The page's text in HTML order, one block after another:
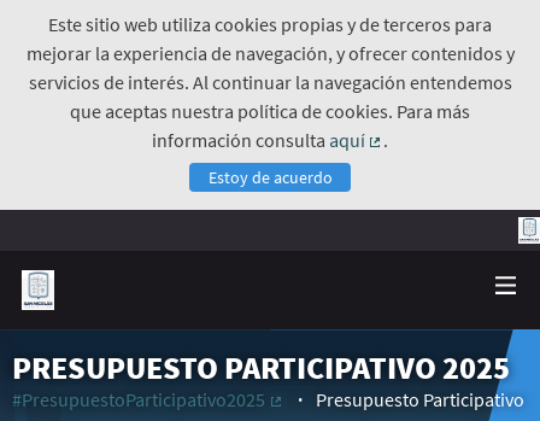
Este sitio web utiliza cookies propias y de terceros para
mejorar la experiencia de navegación, y ofrecer contenidos y
servicios de interés. Al continuar la navegación entendemos
que aceptas nuestra política de cookies. Para más
información consulta aquí
.
Estoy de acuerdo
PRESUPUESTO PARTICIPATIVO 2025
#PresupuestoParticipativo2025
Presupuesto Participativo